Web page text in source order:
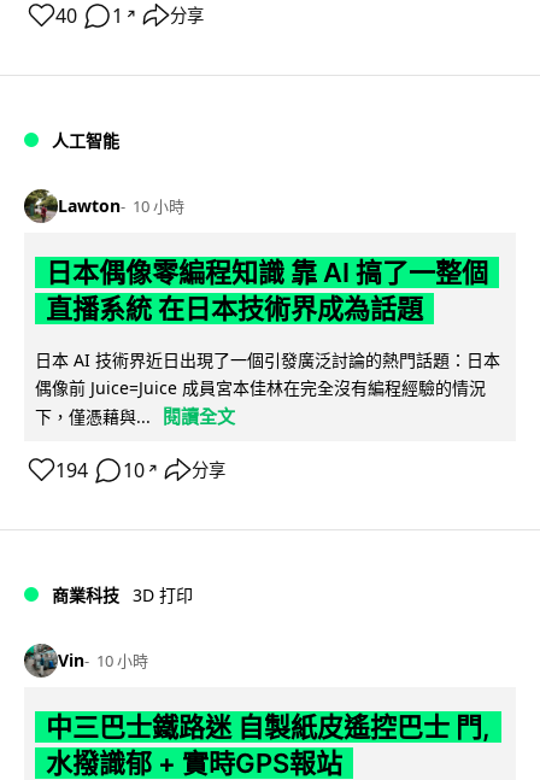
40 1 ↗ 分享
人工智能
Lawton 10 小時
日本偶像零編程知識 靠 AI 搞了一整個
直播系統 在日本技術界成為話題
日本 AI 技術界近日出現了一個引發廣泛討論的熱門話題：日本
偶像前 Juice=Juice 成員宮本佳林在完全沒有編程經驗的情況
下，僅憑藉與...
閱讀全文
194 10 ↗ 分享
商業科技 3D 打印
Vin 10 小時
中三巴士鐵路迷 自製紙皮遙控巴士 門,
水撥識郁 + 實時GPS報站